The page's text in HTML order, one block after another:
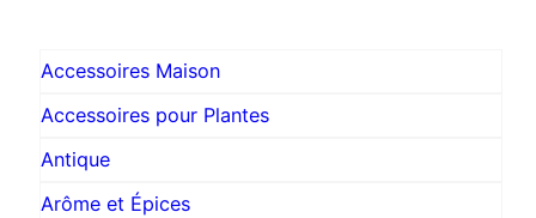
Accessoires Maison
Accessoires pour Plantes
Antique
Arôme et Épices